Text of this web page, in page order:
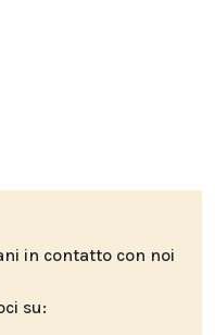
in contatto con noi
su: